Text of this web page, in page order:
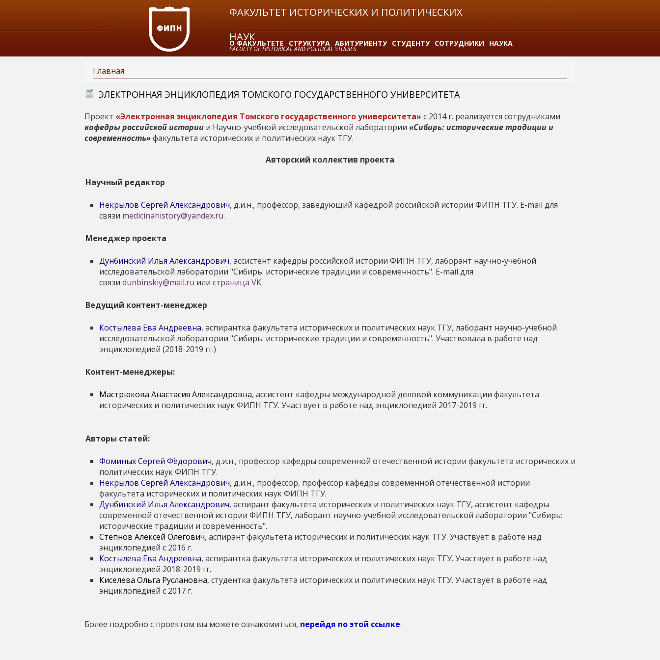
Jump to navigation
ФАКУЛЬТЕТ ИСТОРИЧЕСКИХ И ПОЛИТИЧЕСКИХ
НАУК
FACULTY OF HISTORICAL AND POLITICAL STUDIES
О ФАКУЛЬТЕТЕ СТРУКТУРА АБИТУРИЕНТУ СТУДЕНТУ СОТРУДНИКИ НАУКА
В
ы
з
е
с
Главная
ЭЛЕКТРОННАЯ ЭНЦИКЛОПЕДИЯ ТОМСКОГО ГОСУДАРСТВЕННОГО УНИВЕРСИТЕТА
Проект «Электронная энциклопедия Томского государственного университета» с 2014 г. реализуется сотрудниками
кафедры российской истории и Научно-учебной исследовательской лаборатории «Сибирь: исторические традиции и
современность»факультета исторических и политических наук ТГУ.
Авторский коллектив проекта
Научный редактор
Некрылов Сергей Александрович, д.и.н., профессор, заведующий кафедрой российской истории ФИПН ТГУ. E-mail для
связи medicinahistory@yandex.ru.
Менеджер проекта
Дунбинский Илья Александрович, ассистент кафедры российской истории ФИПН ТГУ, лаборант научно-учебной
исследовательской лаборатории "Сибирь: исторические традиции и современность". E-mail для
связи dunbinskiy@mail.ru или страница VK
Ведущий контент-менеджер
Костылева Ева Андреевна, аспирантка факультета исторических и политических наук ТГУ, лаборант научно-учебной
исследовательской лаборатории "Сибирь: исторические традиции и современность". Участвовала в работе над
энциклопедией (2018-2019 гг.)
Контент-менеджеры:
Мастрюкова Анастасия Александровна, ассистент кафедры международной деловой коммуникации факультета
исторических и политических наук ФИПН ТГУ. Участвует в работе над энциклопедией 2017-2019 гг.
Авторы статей:
Фоминых Сергей Фёдорович, д.и.н., профессор кафедры современной отечественной истории факультета исторических и
политических наук ФИПН ТГУ.
Некрылов Сергей Александрович, д.и.н., профессор, профессор кафедры современной отечественной истории
факультета исторических и политических наук ФИПН ТГУ.
Дунбинский Илья Александрович, аспирант факультета исторических и политических наук ТГУ, ассистент кафедры
современной отечественной истории ФИПН ТГУ, лаборант научно-учебной исследовательской лаборатории "Сибирь:
исторические традиции и современность".
Степнов Алексей Олегович, аспирант факультета исторических и политических наук ТГУ. Участвует в работе над
энциклопедией с 2016 г.
Костылева Ева Андреевна, аспирантка факультета исторических и политических наук ТГУ. Участвует в работе над
энциклопедией 2018-2019 гг.
Киселева Ольга Руслановна, студентка факультета исторических и политических наук ТГУ. Участвует в работе над
энциклопедией с 2017 г.
Более подробно с проектом вы можете ознакомиться, перейдя по этой ссылке.